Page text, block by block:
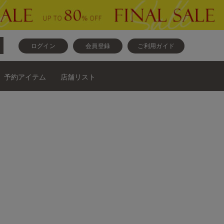
ログイン 会員登録 ご利用ガイド
予約アイテム 店舗リスト